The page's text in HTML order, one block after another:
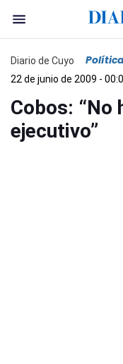
Diario de Cuyo
22 de junio de 2009 -
Cobos: “No
ejecutivo”